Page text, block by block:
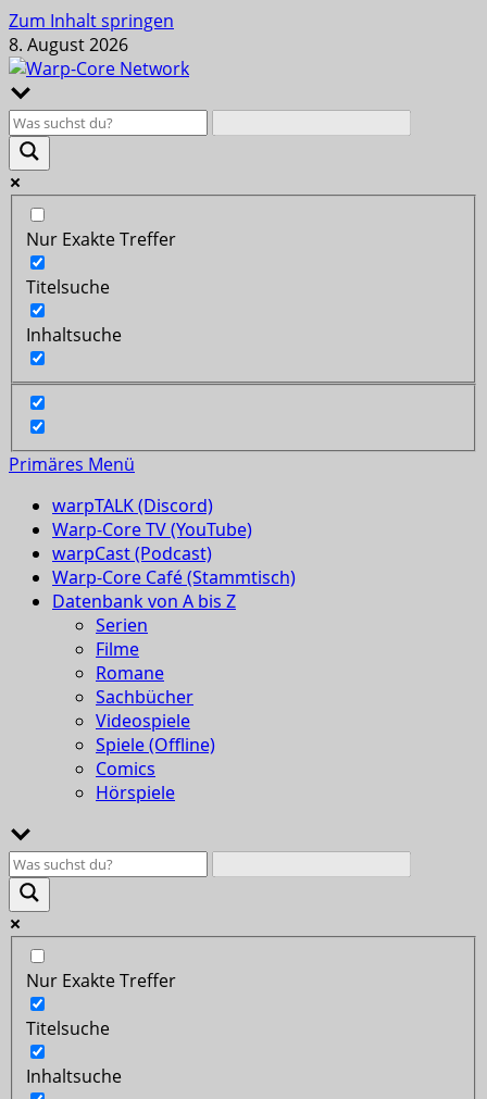
Zum Inhalt springen
8. August 2026
Nur Exakte Treffer
Titelsuche
Inhaltsuche
Primäres Menü
warpTALK (Discord)
Warp-Core TV (YouTube)
warpCast (Podcast)
Warp-Core Café (Stammtisch)
Datenbank von A bis Z
Serien
Filme
Romane
Sachbücher
Videospiele
Spiele (Offline)
Comics
Hörspiele
Nur Exakte Treffer
Titelsuche
Inhaltsuche